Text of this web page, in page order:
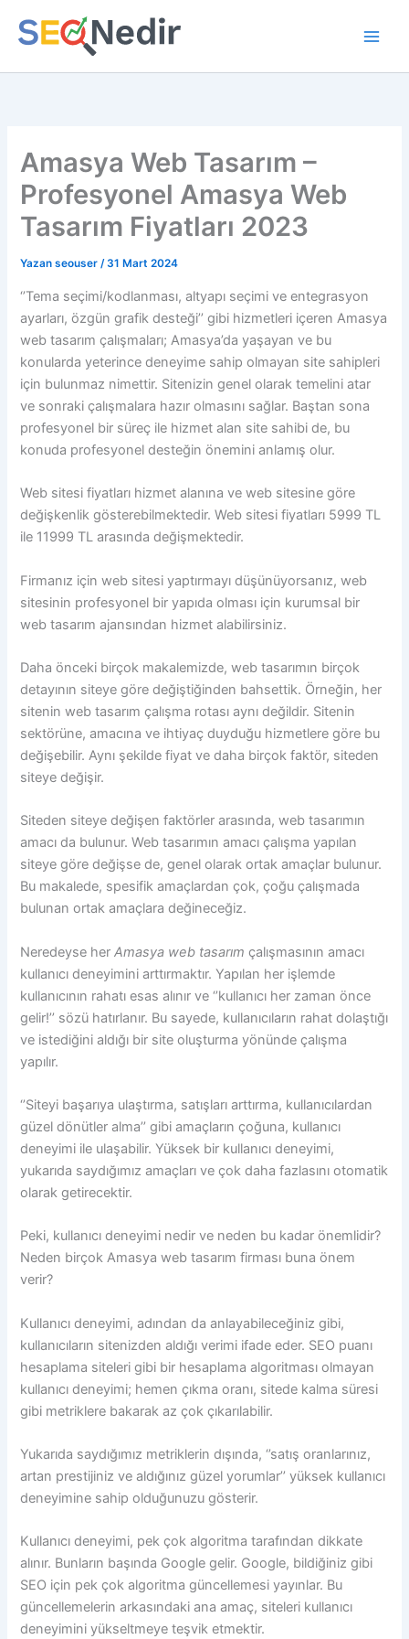
atla
Amasya Web Tasarım –
Profesyonel Amasya Web
Tasarım Fiyatları 2023
Yazan seouser/31 Mart 2024
‘’Tema seçimi/kodlanması, altyapı seçimi ve entegrasyon
ayarları, özgün grafik desteği’’ gibi hizmetleri içeren Amasya
web tasarım çalışmaları; Amasya’da yaşayan ve bu
konularda yeterince deneyime sahip olmayan site sahipleri
için bulunmaz nimettir. Sitenizin genel olarak temelini atar
ve sonraki çalışmalara hazır olmasını sağlar. Baştan sona
profesyonel bir süreç ile hizmet alan site sahibi de, bu
konuda profesyonel desteğin önemini anlamış olur.
Web sitesi fiyatları hizmet alanına ve web sitesine göre
değişkenlik gösterebilmektedir. Web sitesi fiyatları 5999 TL
ile 11999 TL arasında değişmektedir.
Firmanız için web sitesi yaptırmayı düşünüyorsanız, web
sitesinin profesyonel bir yapıda olması için kurumsal bir
web tasarım ajansından hizmet alabilirsiniz.
Daha önceki birçok makalemizde, web tasarımın birçok
detayının siteye göre değiştiğinden bahsettik. Örneğin, her
sitenin web tasarım çalışma rotası aynı değildir. Sitenin
sektörüne, amacına ve ihtiyaç duyduğu hizmetlere göre bu
değişebilir. Aynı şekilde fiyat ve daha birçok faktör, siteden
siteye değişir.
Siteden siteye değişen faktörler arasında, web tasarımın
amacı da bulunur. Web tasarımın amacı çalışma yapılan
siteye göre değişse de, genel olarak ortak amaçlar bulunur.
Bu makalede, spesifik amaçlardan çok, çoğu çalışmada
bulunan ortak amaçlara değineceğiz.
Neredeyse herAmasya web tasarım çalışmasının amacı
kullanıcı deneyimini arttırmaktır. Yapılan her işlemde
kullanıcının rahatı esas alınır ve ‘’kullanıcı her zaman önce
gelir!’’ sözü hatırlanır. Bu sayede, kullanıcıların rahat dolaştığı
ve istediğini aldığı bir site oluşturma yönünde çalışma
yapılır.
‘’Siteyi başarıya ulaştırma, satışları arttırma, kullanıcılardan
güzel dönütler alma’’ gibi amaçların çoğuna, kullanıcı
deneyimi ile ulaşabilir. Yüksek bir kullanıcı deneyimi,
yukarıda saydığımız amaçları ve çok daha fazlasını otomatik
olarak getirecektir.
Peki, kullanıcı deneyimi nedir ve neden bu kadar önemlidir?
Neden birçok Amasya web tasarım firması buna önem
verir?
Kullanıcı deneyimi, adından da anlayabileceğiniz gibi,
kullanıcıların sitenizden aldığı verimi ifade eder. SEO puanı
hesaplama siteleri gibi bir hesaplama algoritması olmayan
kullanıcı deneyimi; hemen çıkma oranı, sitede kalma süresi
gibi metriklere bakarak az çok çıkarılabilir.
Yukarıda saydığımız metriklerin dışında, ‘’satış oranlarınız,
artan prestijiniz ve aldığınız güzel yorumlar’’ yüksek kullanıcı
deneyimine sahip olduğunuzu gösterir.
Kullanıcı deneyimi, pek çok algoritma tarafından dikkate
alınır. Bunların başında Google gelir. Google, bildiğiniz gibi
SEO için pek çok algoritma güncellemesi yayınlar. Bu
güncellemelerin arkasındaki ana amaç, siteleri kullanıcı
deneyimini yükseltmeye teşvik etmektir.